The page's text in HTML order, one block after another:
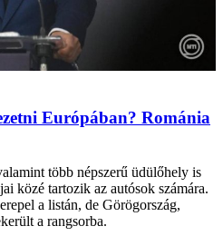
Európában? Románia
több népszerű üdülőhely is
közé tartozik az autósok számára.
a listán, de Görögország,
a rangsorba.